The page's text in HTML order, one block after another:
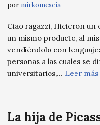
por mirkomescia
Ciao ragazzi, Hicieron
un mismo producto, al
vendiéndolo con
personas a las cuales se
universitarios,… Leer más
La hija de